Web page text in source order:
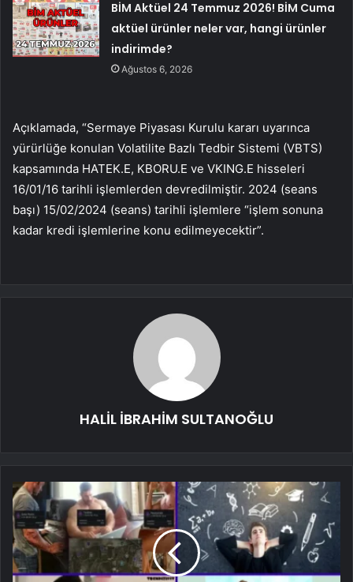
BİM Aktüel 24 Temmuz 2026! BİM Cuma
aktüel ürünler neler var, hangi ürünler
indirimde?
Ağustos 6, 2026
Açıklamada, “Sermaye Piyasası Kurulu kararı uyarınca
yürürlüğe konulan Volatilite Bazlı Tedbir Sistemi (VBTS)
kapsamında HATEK.E, KBORU.E ve VKING.E hisseleri
16/01/16 tarihli işlemlerden devredilmiştir. 2024 (seans
başı) 15/02/2024 (seans) tarihli işlemlere “işlem sonuna
kadar kredi işlemlerine konu edilmeyecektir”.
HALİL İBRAHİM SULTANOĞLU